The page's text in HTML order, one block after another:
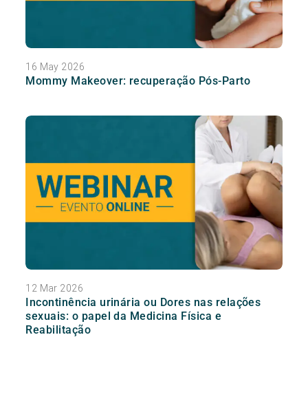
16 May 2026
Mommy Makeover: recuperação Pós-Parto
12 Mar 2026
Incontinência urinária ou Dores nas relações
sexuais: o papel da Medicina Física e
Reabilitação